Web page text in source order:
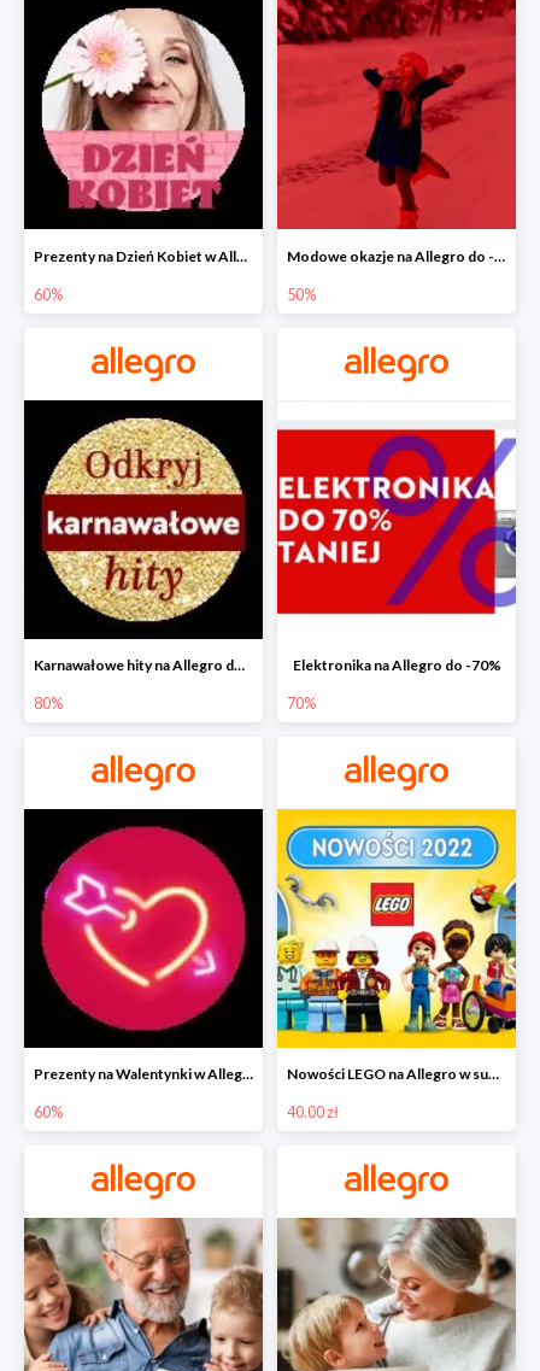
Prezenty na Dzień Kobiet w Allegro do -60%
60%
Modowe okazje na Allegro do -50%
50%
Karnawałowe hity na Allegro do -80%
80%
Elektronika na Allegro do -70%
70%
Prezenty na Walentynki w Allegro do -60%
60%
Nowości LEGO na Allegro w super cenach od 40 zł
40.00 zł